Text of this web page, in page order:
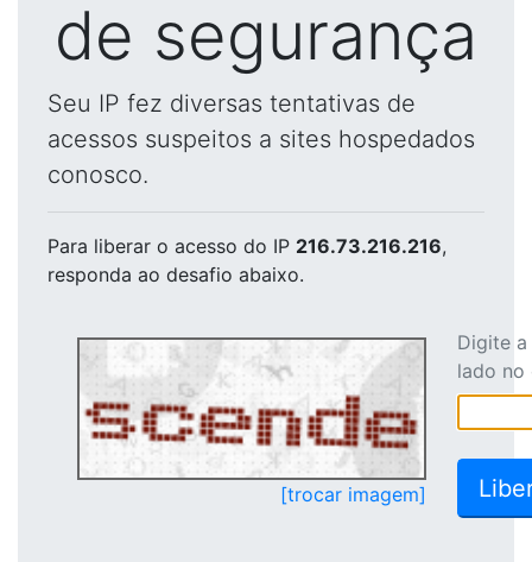
de segurança
Seu IP fez diversas tentativas de
acessos suspeitos a sites hospedados
conosco.
Para liberar o acesso do IP 216.73.216.216,
responda ao desafio abaixo.
[trocar imagem]
Digite
lado no